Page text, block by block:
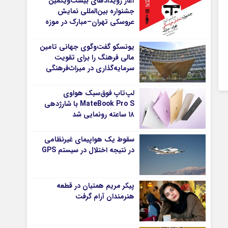
جشنواره بین‌المللی نمایش
عروسکی تهران–مبارک در موزه
یونسکو گفت‌وگوی جهانی تامین
مالی فرهنگ را برای تقویت
سرمایه‌گذاری در میراث‌فرهنگی
صنایع خلاق
لپ‌تاپ فوق‌سبک هواوی
MateBook Pro S با شارژدهی
۱۸ ساعته رونمایی شد
سقوط یک هواپیمای غیرنظامی
در نتیجه اختلال در سیستم‌ GPS
پیکر مریم همتیان در قطعه
هنرمندان آرام گرفت